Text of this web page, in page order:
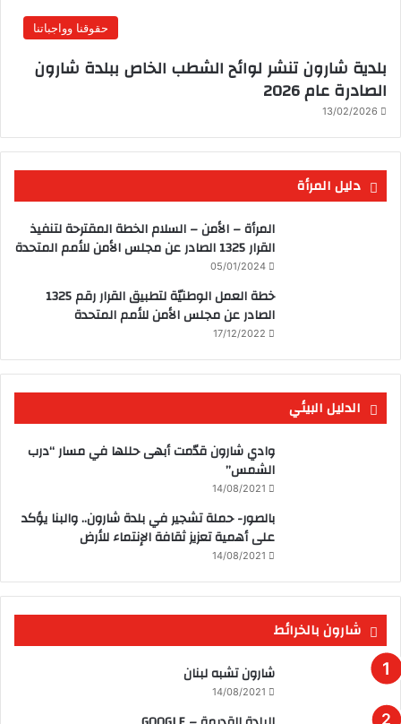
حقوقنا وواجباتنا
بلدية شارون تنشر لوائح الشطب الخاص ببلدة شارون
الصادرة عام 2026
13/02/2026
دليل المرأة
المرأة – الأمن – السلام الخطة المقترحة لتنفيذ
القرار 1325 الصادر عن مجلس الأمن للأمم المتحدة
05/01/2024
خطة العمل الوطنيّة لتطبيق القرار رقم 1325
الصادر عن مجلس الأمن للأمم المتحدة
17/12/2022
الدليل البيئي
وادي شارون قدّمت أبهى حللها في مسار “درب
الشمس”
14/08/2021
بالصور- حملة تشجير في بلدة شارون.. والبنا يؤكد
على أهمية تعزيز ثقافة الإنتماء للأرض
14/08/2021
شارون بالخرائط
شارون تشبه لبنان
14/08/2021